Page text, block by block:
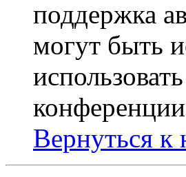
поддержка
могут быть
Вернуться к